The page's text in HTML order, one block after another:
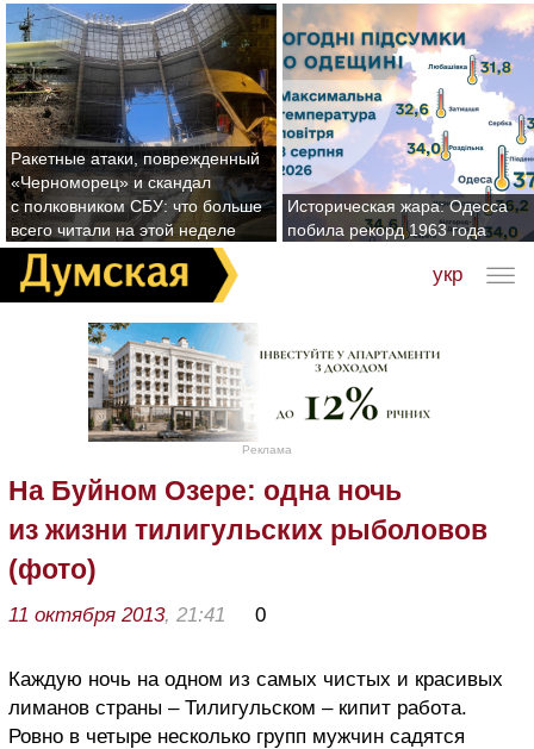
Ракетные атаки, поврежденный
«Черноморец» и скандал
с полковником СБУ: что больше
всего читали на этой неделе
Историческая жара: Одесса
побила рекорд 1963 года
укр
Реклама
На Буйном Озере: одна ночь
из жизни тилигульских рыболовов
(фото)
11 октября 2013, 21:41 0
Каждую ночь на одном из самых чистых и красивых
лиманов страны – Тилигульском – кипит работа.
Ровно в четыре несколько групп мужчин садятся